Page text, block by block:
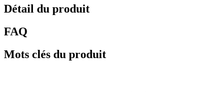
Détail du produit
FAQ
Mots clés du produit